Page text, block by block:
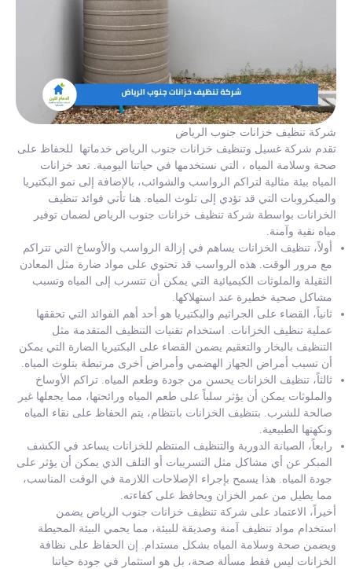
شركة تنظيف خزانات جنوب الرياض
تقدم شركة غسيل وتنظيف خزانات جنوب الرياض خدماتها للحفاظ على
صحة وسلامة المياه ، التي نستخدمها في حياتنا اليومية. تعد خزانات
المياه بيئة مثالية لتراكم الرواسب والشوائب، بالإضافة إلى نمو البكتيريا
والميكروبات التي قد تؤدي إلى تلوث المياه. هنا تأتي فوائد تنظيف
الخزانات بواسطة شركة تنظيف خزانات جنوب الرياض لضمان توفير
مياه نقية وآمنة.
أولاً، تنظيف الخزانات يساهم في إزالة الرواسب والأوساخ التي تتراكم
مع مرور الوقت. هذه الرواسب قد تحتوي على مواد ضارة مثل المعادن
الثقيلة والملوثات الكيميائية التي يمكن أن تتسرب إلى المياه وتسبب
مشاكل صحية خطيرة عند استهلاكها.
ثانياً، القضاء على الجراثيم والبكتيريا هو أحد أهم الفوائد التي تحققها
عملية تنظيف الخزانات. استخدام تقنيات التنظيف المتقدمة مثل
التنظيف بالبخار والتعقيم يضمن القضاء على البكتيريا الضارة التي يمكن
أن تسبب أمراض الجهاز الهضمي وأمراض أخرى مرتبطة بتلوث المياه.
ثالثاً، تنظيف الخزانات يحسن من جودة وطعم المياه. تراكم الأوساخ
والملوثات يمكن أن يؤثر سلباً على طعم المياه ورائحتها، مما يجعلها غير
صالحة للشرب. بتنظيف الخزانات بانتظام، يتم الحفاظ على نقاء المياه
ونكهتها الطبيعية.
رابعاً، الصيانة الدورية والتنظيف المنتظم للخزانات يساعد في الكشف
المبكر عن أي مشاكل مثل التسريبات أو التلف الذي يمكن أن يؤثر على
جودة المياه. هذا يسمح بإجراء الإصلاحات اللازمة في الوقت المناسب،
مما يطيل من عمر الخزان ويحافظ على كفاءته.
أخيراً، الاعتماد على شركة تنظيف خزانات جنوب الرياض يضمن
استخدام مواد تنظيف آمنة وصديقة للبيئة، مما يحمي البيئة المحيطة
ويضمن صحة وسلامة المياه بشكل مستدام. إن الحفاظ على نظافة
الخزانات ليس فقط مسألة صحة، بل هو استثمار في جودة حياتنا